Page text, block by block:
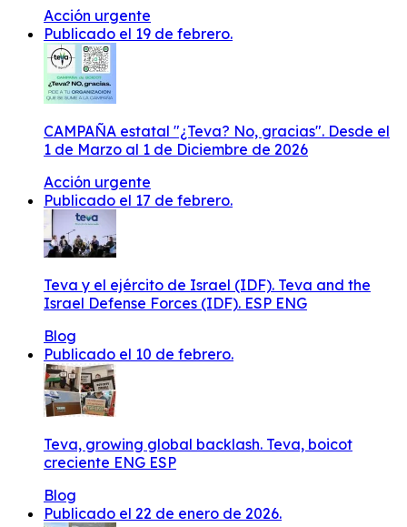
Acción urgente
Publicado el 19 de febrero.
CAMPAÑA estatal "¿Teva? No, gracias". Desde el
1 de Marzo al 1 de Diciembre de 2026
Acción urgente
Publicado el 17 de febrero.
Teva y el ejército de Israel (IDF). Teva and the
Israel Defense Forces (IDF). ESP ENG
Blog
Publicado el 10 de febrero.
Teva, growing global backlash. Teva, boicot
creciente ENG ESP
Blog
Publicado el 22 de enero de 2026.